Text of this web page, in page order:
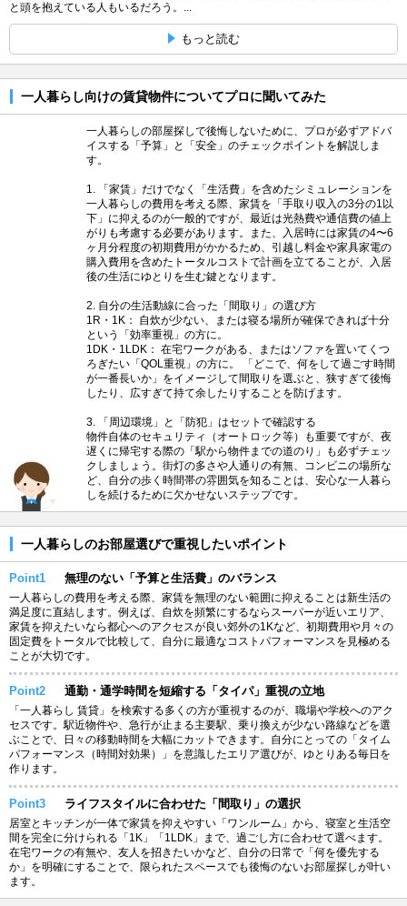
と頭を抱えている人もいるだろう。...
もっと読む
一人暮らし向けの賃貸物件についてプロに聞いてみた
一人暮らしの部屋探しで後悔しないために、プロが必ずアドバ
イスする「予算」と「安全」のチェックポイントを解説しま
す。
1. 「家賃」だけでなく「生活費」を含めたシミュレーションを
一人暮らしの費用を考える際、家賃を「手取り収入の3分の1以
下」に抑えるのが一般的ですが、最近は光熱費や通信費の値上
がりも考慮する必要があります。また、入居時には家賃の4〜6
ヶ月分程度の初期費用がかかるため、引越し料金や家具家電の
購入費用を含めたトータルコストで計画を立てることが、入居
後の生活にゆとりを生む鍵となります。
2. 自分の生活動線に合った「間取り」の選び方
1R・1K： 自炊が少ない、または寝る場所が確保できれば十分
という「効率重視」の方に。
1DK・1LDK： 在宅ワークがある、またはソファを置いてくつ
ろぎたい「QOL重視」の方に。 「どこで、何をして過ごす時間
が一番長いか」をイメージして間取りを選ぶと、狭すぎて後悔
したり、広すぎて持て余したりすることを防げます。
3. 「周辺環境」と「防犯」はセットで確認する
物件自体のセキュリティ（オートロック等）も重要ですが、夜
遅くに帰宅する際の「駅から物件までの道のり」も必ずチェッ
クしましょう。街灯の多さや人通りの有無、コンビニの場所な
ど、自分の歩く時間帯の雰囲気を知ることは、安心な一人暮ら
しを続けるために欠かせないステップです。
一人暮らしのお部屋選びで重視したいポイント
Point1 無理のない「予算と生活費」のバランス
一人暮らしの費用を考える際、家賃を無理のない範囲に抑えることは新生活の
満足度に直結します。例えば、自炊を頻繁にするならスーパーが近いエリア、
家賃を抑えたいなら都心へのアクセスが良い郊外の1Kなど、初期費用や月々の
固定費をトータルで比較して、自分に最適なコストパフォーマンスを見極める
ことが大切です。
Point2 通勤・通学時間を短縮する「タイパ」重視の立地
「一人暮らし 賃貸」を検索する多くの方が重視するのが、職場や学校へのアク
セスです。駅近物件や、急行が止まる主要駅、乗り換えが少ない路線などを選
ぶことで、日々の移動時間を大幅にカットできます。自分にとっての「タイム
パフォーマンス（時間対効果）」を意識したエリア選びが、ゆとりある毎日を
作ります。
Point3 ライフスタイルに合わせた「間取り」の選択
居室とキッチンが一体で家賃を抑えやすい「ワンルーム」から、寝室と生活空
間を完全に分けられる「1K」「1LDK」まで、過ごし方に合わせて選べます。
在宅ワークの有無や、友人を招きたいかなど、自分の日常で「何を優先する
か」を明確にすることで、限られたスペースでも後悔のないお部屋探しが叶い
ます。